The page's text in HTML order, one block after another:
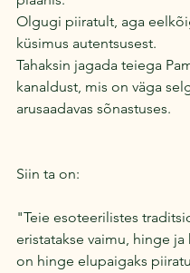
Olgugi piiratult, aga
küsimus autentsusest.
Tahaksin jagada teiega
kanaldust, mis on väga
arusaadavas sõnastuses.
Siin ta on:
"Teie esoteerilistes
eristatakse vaimu, hinge ja
on hinge elupaigaks